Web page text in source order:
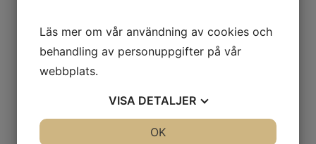
Administration
Ingela Palmqvist
Läs mer om vår användning av cookies och
behandling av personuppgifter på vår
webbplats.
VISA DETALJER
OK